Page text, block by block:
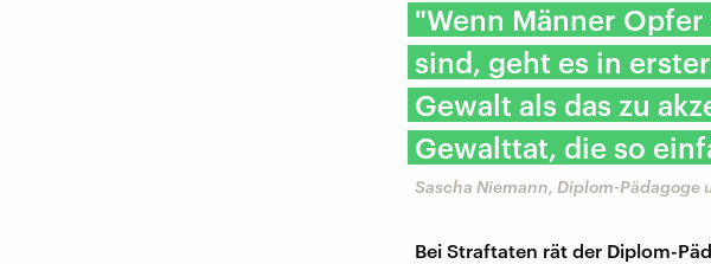
"Wenn Männer
sind, geht es in
Gewalt als das zu
Gewalttat, die so
Sascha Niemann, Diplom-Pädagoge
Bei Straftaten rät der Diplom-